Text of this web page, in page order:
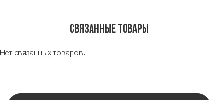
Связанные товары
Нет связанных товаров.